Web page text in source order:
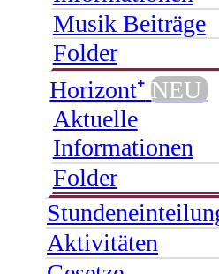
Musik Beiträge
Folder
Horizont⁺ NEU
Aktuelle
Informationen
Folder
Aktivitäten